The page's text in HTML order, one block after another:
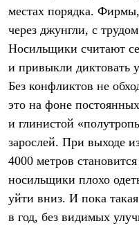
Женская одежда
Утепленная пухом
Куртки
Жилеты
Утепленная синтетикой
Брюки
Штормовая одежда
Софтшелл одежда
Куртки
Брюки
Лёгкая одежда
Рубашки
Футболки
местах порядка.
через джунгли, с
Носильщики считают
и привыкли диктовать
Без конфликтов не
это на фоне
и глинистой
зарослей. При выходе
4000 метров
носильщики плохо
уйти вниз. И пока
в год, без видимых